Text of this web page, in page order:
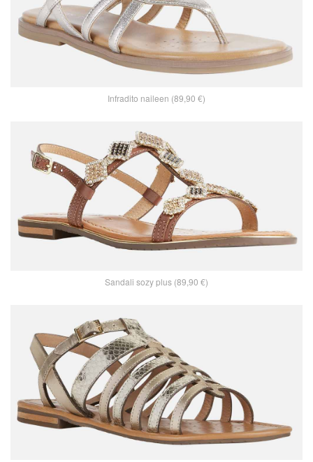
Infradito naileen (89,90 €)
Sandali sozy plus (89,90 €)